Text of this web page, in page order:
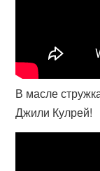
В масле
Джили Кулрей!